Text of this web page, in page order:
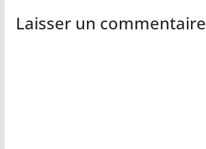
Laisser un commentaire